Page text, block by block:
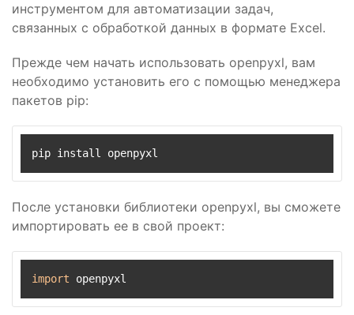
инструментом для автоматизации задач,
связанных с обработкой данных в формате Excel.
Прежде чем начать использовать openpyxl, вам
необходимо установить его с помощью менеджера
пакетов pip:
pip install openpyxl
После установки библиотеки openpyxl, вы сможете
импортировать ее в свой проект:
import openpyxl